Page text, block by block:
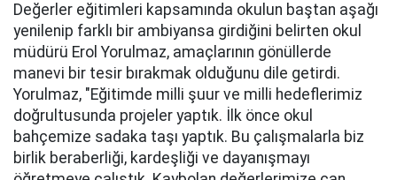
Değerler eğitimleri kapsamında okulun baştan aşağı
yenilenip farklı bir ambiyansa girdiğini belirten okul
müdürü Erol Yorulmaz, amaçlarının gönüllerde
manevi bir tesir bırakmak olduğunu dile getirdi.
Yorulmaz, "Eğitimde milli şuur ve milli hedeflerimiz
doğrultusunda projeler yaptık. İlk önce okul
bahçemize sadaka taşı yaptık. Bu çalışmalarla biz
birlik beraberliği, kardeşliği ve dayanışmayı